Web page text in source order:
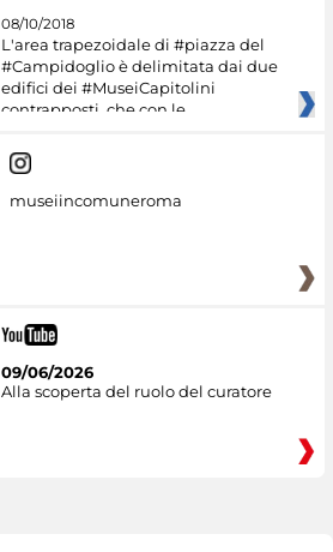
08/10/2018
L'area trapezoidale di #piazza del
#Campidoglio è delimitata dai due
edifici dei #MuseiCapitolini
contrapposti, che con le
museiincomuneroma
09/06/2026
Alla scoperta del ruolo del curatore